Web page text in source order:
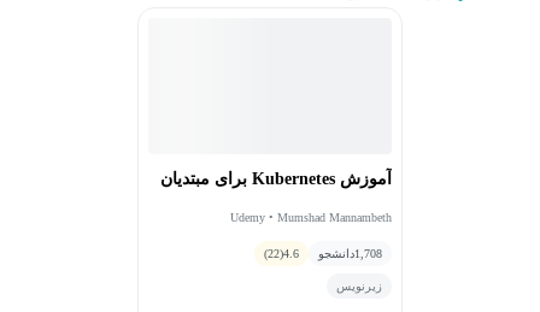
آموزش Kubernetes برای مبتدیان
Udemy • Mumshad Mannambeth
1,708دانشجو 4.6
(22)
زیرنویس